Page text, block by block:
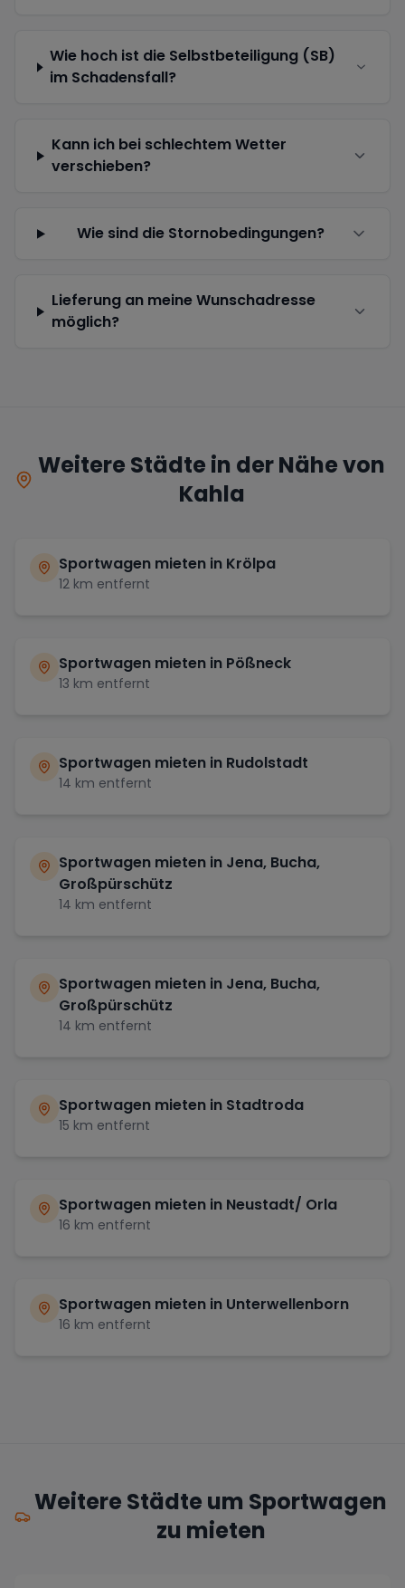
Wie hoch ist die Selbstbeteiligung (SB)
im Schadensfall?
Kann ich bei schlechtem Wetter
verschieben?
Wie sind die Stornobedingungen?
Lieferung an meine Wunschadresse
möglich?
Weitere Städte in der Nähe von
Kahla
Sportwagen mieten in Krölpa
12 km entfernt
Sportwagen mieten in Pößneck
13 km entfernt
Sportwagen mieten in Rudolstadt
14 km entfernt
Sportwagen mieten in Jena, Bucha,
Großpürschütz
14 km entfernt
Sportwagen mieten in Jena, Bucha,
Großpürschütz
14 km entfernt
Sportwagen mieten in Stadtroda
15 km entfernt
Sportwagen mieten in Neustadt/ Orla
16 km entfernt
Sportwagen mieten in Unterwellenborn
16 km entfernt
Weitere Städte um Sportwagen
zu mieten